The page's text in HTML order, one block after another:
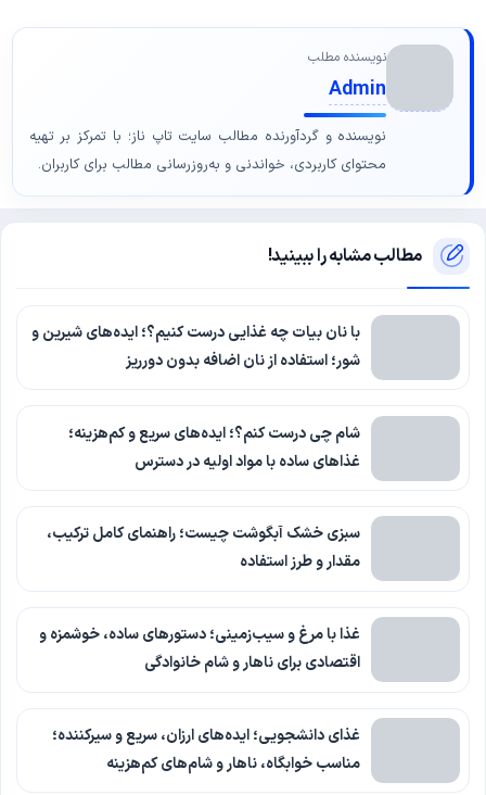
نویسنده مطلب
Admin
نویسنده و گردآورنده مطالب سایت تاپ ناز؛ با تمرکز بر تهیه
محتوای کاربردی، خواندنی و به‌روزرسانی مطالب برای کاربران.
مطالب مشابه را ببینید!
با نان بیات چه غذایی درست کنیم؟؛ ایده‌های شیرین و
شور؛ استفاده از نان اضافه بدون دورریز
شام چی درست کنم؟؛ ایده‌های سریع و کم‌هزینه؛
غذاهای ساده با مواد اولیه در دسترس
سبزی خشک آبگوشت چیست؛ راهنمای کامل ترکیب،
مقدار و طرز استفاده
غذا با مرغ و سیب‌زمینی؛ دستورهای ساده، خوشمزه و
اقتصادی برای ناهار و شام خانوادگی
غذای دانشجویی؛ ایده‌های ارزان، سریع و سیرکننده؛
مناسب خوابگاه، ناهار و شام‌های کم‌هزینه